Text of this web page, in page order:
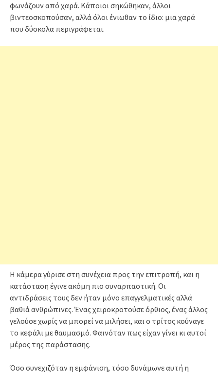
φωνάζουν από χαρά. Κάποιοι σηκώθηκαν, άλλοι
βιντεοσκοπούσαν, αλλά όλοι ένιωθαν το ίδιο: μια χαρά
που δύσκολα περιγράφεται.
Η κάμερα γύρισε στη συνέχεια προς την επιτροπή, και η
κατάσταση έγινε ακόμη πιο συναρπαστική. Οι
αντιδράσεις τους δεν ήταν μόνο επαγγελματικές αλλά
βαθιά ανθρώπινες. Ένας χειροκροτούσε όρθιος, ένας άλλος
γελούσε χωρίς να μπορεί να μιλήσει, και ο τρίτος κούναγε
το κεφάλι με θαυμασμό. Φαινόταν πως είχαν γίνει κι αυτοί
μέρος της παράστασης.
Όσο συνεχιζόταν η εμφάνιση, τόσο δυνάμωνε αυτή η